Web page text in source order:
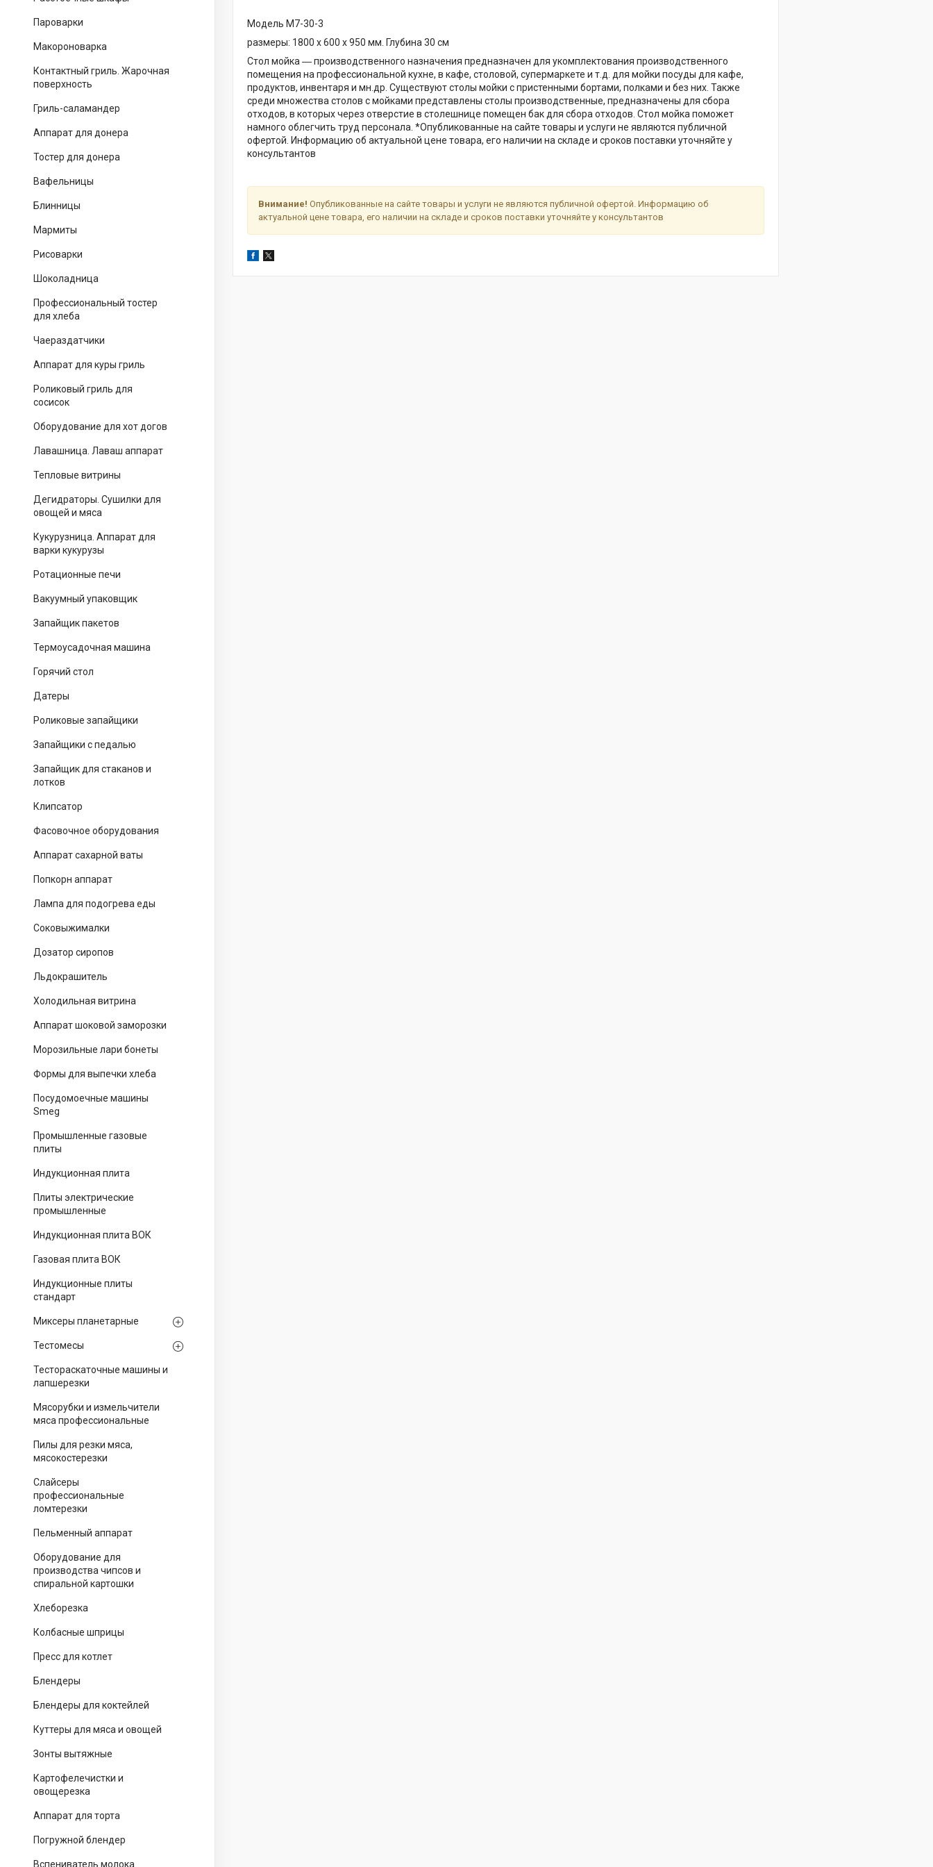
Пароварки
Макороноварка
Контактный гриль. Жарочная
поверхность
Гриль-саламандер
Аппарат для донера
Тостер для донера
Вафельницы
Блинницы
Мармиты
Рисоварки
Шоколадница
Профессиональный тостер
для хлеба
Чаераздатчики
Аппарат для куры гриль
Роликовый гриль для
сосисок
Оборудование для хот догов
Лавашница. Лаваш аппарат
Тепловые витрины
Дегидраторы. Сушилки для
овощей и мяса
Кукурузница. Аппарат для
варки кукурузы
Ротационные печи
Вакуумный упаковщик
Запайщик пакетов
Термоусадочная машина
Горячий стол
Датеры
Роликовые запайщики
Запайщики с педалью
Запайщик для стаканов и
лотков
Клипсатор
Фасовочное оборудования
Аппарат сахарной ваты
Попкорн аппарат
Лампа для подогрева еды
Соковыжималки
Дозатор сиропов
Льдокрашитель
Холодильная витрина
Аппарат шоковой заморозки
Морозильные лари бонеты
Формы для выпечки хлеба
Посудомоечные машины
Smeg
Промышленные газовые
плиты
Индукционная плита
Плиты электрические
промышленные
Индукционная плита ВОК
Газовая плита ВОК
Индукционные плиты
стандарт
Миксеры планетарные
Тестомесы
Тестораскаточные машины и
лапшерезки
Мясорубки и измельчители
мяса профессиональные
Пилы для резки мяса,
мясокостерезки
Слайсеры
профессиональные
ломтерезки
Пельменный аппарат
Оборудование для
производства чипсов и
спиральной картошки
Хлеборезка
Колбасные шприцы
Пресс для котлет
Блендеры
Блендеры для коктейлей
Куттеры для мяса и овощей
Зонты вытяжные
Картофелечистки и
овощерезка
Аппарат для торта
Погружной блендер
Вспениватель молока.
Модель M7-30-3
размеры: 1800 х 600 х 950 мм. Глубина 30 см
Стол мойка ― производственного назначения предназначен для укомплектования производственного
помещения на профессиональной кухне, в кафе, столовой, супермаркете и т.д. для мойки посуды для кафе,
продуктов, инвентаря и мн.др. Существуют столы мойки с пристенными бортами, полками и без них. Также
среди множества столов с мойками представлены столы производственные, предназначены для сбора
отходов, в которых через отверстие в столешнице помещен бак для сбора отходов. Стол мойка поможет
намного облегчить труд персонала. *Опубликованные на сайте товары и услуги не являются публичной
офертой. Информацию об актуальной цене товара, его наличии на складе и сроков поставки уточняйте у
консультантов
Внимание! Опубликованные на сайте товары и услуги не являются публичной офертой. Информацию об
актуальной цене товара, его наличии на складе и сроков поставки уточняйте у консультантов